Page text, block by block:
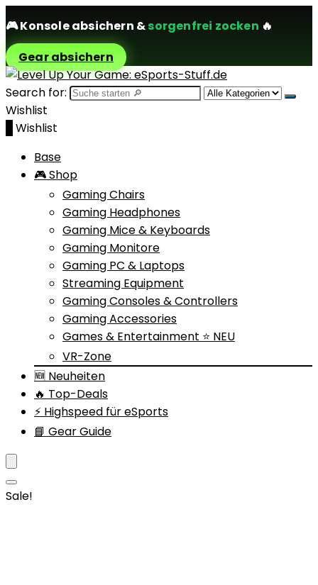
🎮Konsole absichern &sorgenfrei zocken 🔥
Gear absichern
Search for:
Wishlist
Wishlist
Base
🎮 Shop
Gaming Chairs
Gaming Headphones
Gaming Mice & Keyboards
Gaming Monitore
Gaming PC & Laptops
Streaming Equipment
Gaming Consoles & Controllers
Gaming Accessories
Games & Entertainment ⭐ NEU
VR-Zone
🆕 Neuheiten
🔥 Top-Deals
⚡ Highspeed für eSports
📘 Gear Guide
Sale!